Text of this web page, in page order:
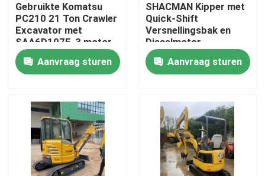
Thuis
Video's
Over ons
Gebruikte Komatsu
PC210 21 Ton Crawler
Excavator met
SAA6D107E-3 motor
voor hoog efficiënt
gravenAanvraag sturen
SHACMAN Kipper met
Quick-Shift
Versnellingsbak en
Dieselmotor,
Ingenieurs
Beschikbaar in het
Buitenland
Aanvraag sturen